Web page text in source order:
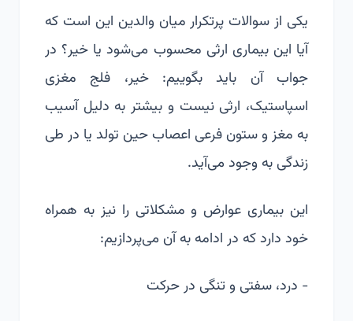
یکی از سوالات پرتکرار میان والدین این است که
آیا این بیماری ارثی محسوب می‌شود یا خیر؟ در
جواب آن باید بگوییم: خیر، فلج مغزی
اسپاستیک، ارثی نیست و بیشتر به دلیل آسیب
به مغز و ستون فرعی اعصاب حین تولد یا در طی
زندگی به وجود می‌آید.
این بیماری عوارض و مشکلاتی را نیز به همراه
خود دارد که در ادامه به آن می‌پردازیم:
- درد، سفتی و تنگی در حرکت